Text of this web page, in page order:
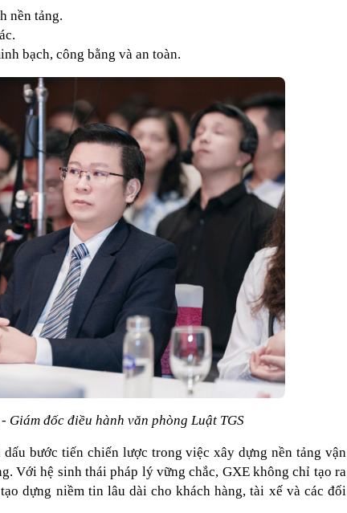
nền tảng.
bạch, công bằng và an toàn.
Giám đốc điều hành văn phòng Luật TGS
bước tiến chiến lược trong việc xây dựng nền tảng vận
Với hệ sinh thái pháp lý vững chắc, GXE không chỉ tạo ra
dựng niềm tin lâu dài cho khách hàng, tài xế và các đối